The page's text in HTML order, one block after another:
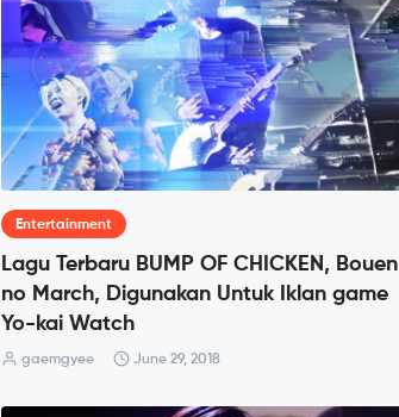
Entertainment
Lagu Terbaru BUMP OF CHICKEN, Bouen
no March, Digunakan Untuk Iklan game
Yo-kai Watch
gaemgyee June 29, 2018